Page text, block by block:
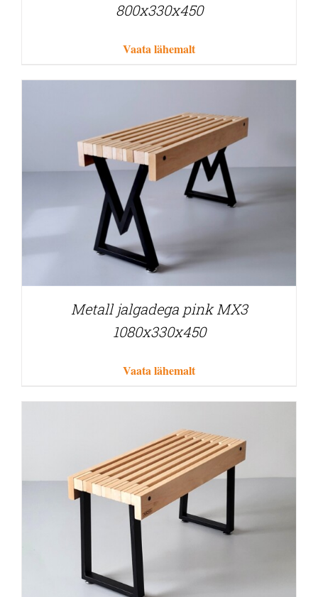
800x330x450
Vaata lähemalt
Metall jalgadega pink MX3
1080x330x450
Vaata lähemalt